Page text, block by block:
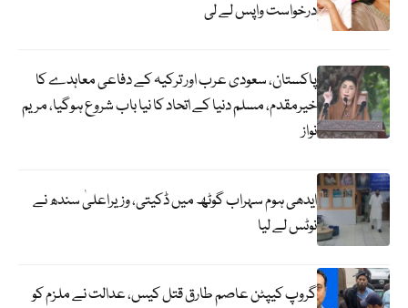
درخواست واپس لے لی
پاکستان، سعودی عرب اور ترکیہ کے دفاعی معاہدے کا
خیرمقدم، مسلم دنیا کے اتحاد کا نیا باب شروع ہوگیا، مریم
نواز
ایدھی ہوم سہراب گوٹھ میں ڈکیتی، وزیراعلیٰ سندھ نے
نوٹس لے لیا
گروپ کیپٹن عاصم طارق قتل کیس، عدالت نے ملزم کو